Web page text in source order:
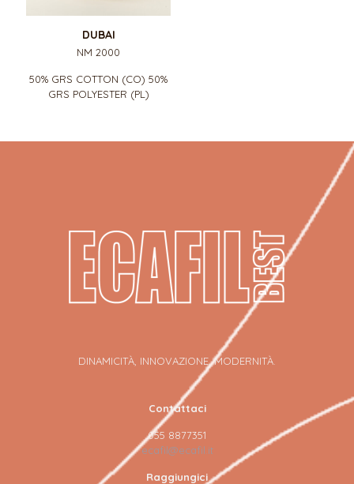
DUBAI
NM 2000
50% GRS COTTON (CO) 50%
GRS POLYESTER (PL)
DINAMICITÀ, INNOVAZIONE, MODERNITÀ.
Contattaci
055 8877351
ecafil@ecafil.it
Raggiungici